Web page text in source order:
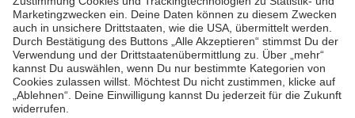
Online-Schuldnerberatung
Stellen Sie hier Ihre Fragen und erhalten Sie kostenlos und umgehend
Informationen von unseren Schuldnerberater:innen.
Beratungshotline: 0800 / 5035851